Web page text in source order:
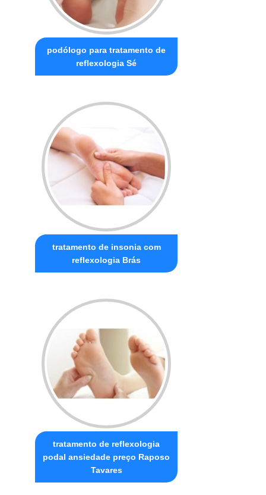
podólogo para tratamento de
reflexologia Sé
tratamento de insonia com
reflexologia Brás
tratamento de reflexologia
podal ansiedade preço Raposo
Tavares